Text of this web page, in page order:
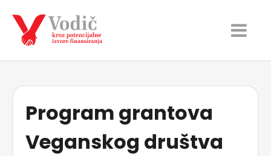
Program grantova
Veganskog društva